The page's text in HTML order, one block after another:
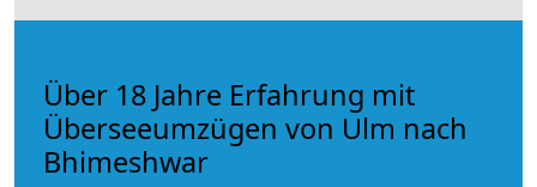
Über 18 Jahre Erfahrung mit
Überseeumzügen von Ulm nach
Bhimeshwar